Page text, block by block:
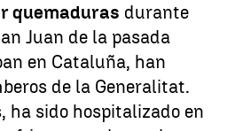
quemaduras durante
Juan de la pasada
en Cataluña, han
de la Generalitat.
ha sido hospitalizado en